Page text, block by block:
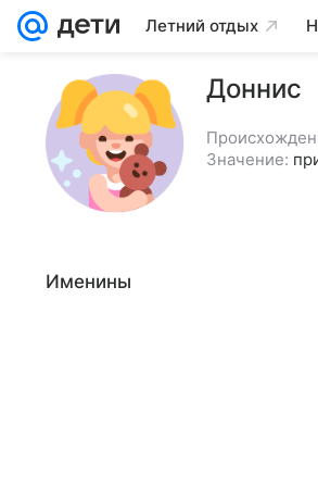
Летний отдых
Доннис
Значение:
Именины